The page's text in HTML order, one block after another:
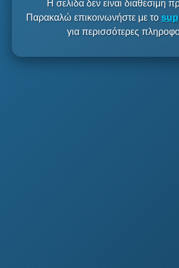
Η σελίδα δεν είναι διαθέσιμη
Παρακαλώ επικοινωνήστε με το
για περισσότερες